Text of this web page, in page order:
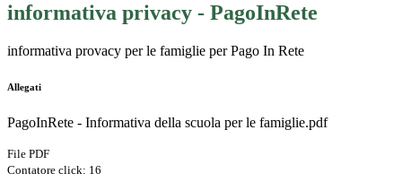
informativa privacy - PagoInRete
informativa provacy per le famiglie per Pago In Rete
Allegati
PagoInRete - Informativa della scuola per le famiglie.pdf
File PDF
Contatore click: 16